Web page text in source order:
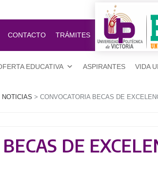
CONTACTO TRÁMITES
EDUCATIVA ASPIRANTES VIDA
NOTICIAS > CONVOCATORIA BECAS DE
DE